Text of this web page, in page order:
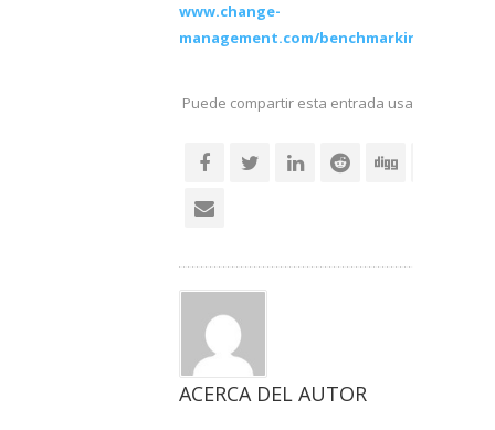
www.change-
management.com/benchmarking.htm
Puede compartir esta entrada usando sus
ACERCA DEL AUTOR